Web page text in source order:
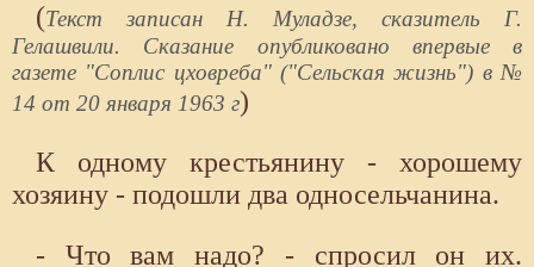
(Текст записан Н. Муладзе, сказитель Г.
Гелашвили. Сказание опубликовано впервые в
газете "Соплис цховреба" ("Сельская жизнь") в №
14 от 20 января 1963 г)
К одному крестьянину - хорошему
хозяину - подошли два односельчанина.
- Что вам надо? - спросил он их.